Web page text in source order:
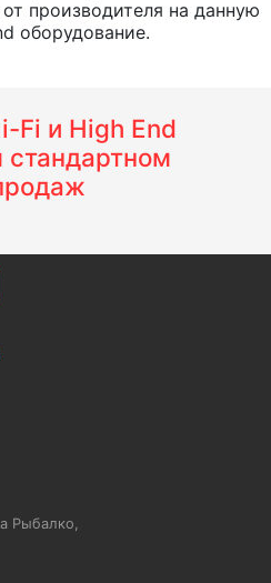
производителя на данную
оборудование.
Fi и High End
стандартном
Рыбалко,